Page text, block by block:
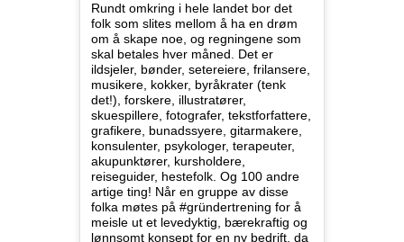
Rundt omkring i hele landet bor det
folk som slites mellom å ha en drøm
om å skape noe, og regningene som
skal betales hver måned. Det er
ildsjeler, bønder, setereiere, frilansere,
musikere, kokker, byråkrater (tenk
det!), forskere, illustratører,
skuespillere, fotografer, tekstforfattere,
grafikere, bunadssyere, gitarmakere,
konsulenter, psykologer, terapeuter,
akupunktører, kursholdere,
reiseguider, hestefolk. Og 100 andre
artige ting! Når en gruppe av disse
folka møtes på #gründertrening for å
meisle ut et levedyktig, bærekraftig og
lønnsomt konsept for en ny bedrift, da